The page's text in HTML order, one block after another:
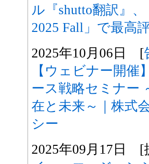
ル『shutto翻訳』
2025 Fall」で最高
2025年10月06日 [
【ウェビナー開
ース戦略セミナー
在と未来～｜株式
シー
2025年09月17日 [